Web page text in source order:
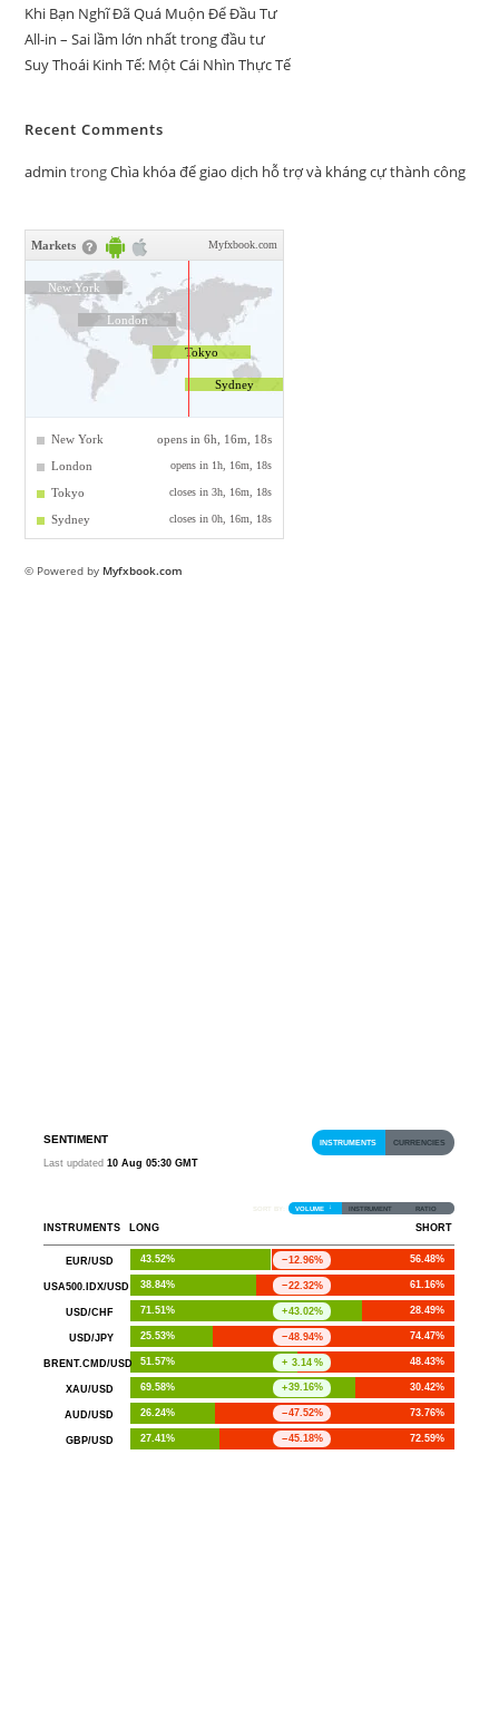
Khi Bạn Nghĩ Đã Quá Muộn Để Đầu Tư
All-in – Sai lầm lớn nhất trong đầu tư
Suy Thoái Kinh Tế: Một Cái Nhìn Thực Tế
Recent Comments
admin trongChìa khóa để giao dịch hỗ trợ và kháng cự thành công
© Powered by Myfxbook.com